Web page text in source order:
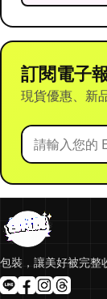
訂閱電子
現貨優惠、新
包裝，讓美好被完整